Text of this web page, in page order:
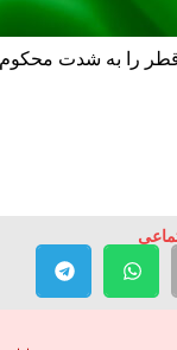
قطر را به شدت